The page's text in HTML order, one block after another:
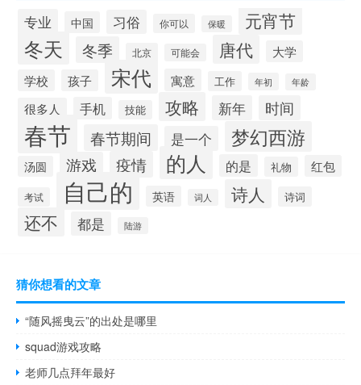
专业 中国 习俗 你可以 保暖 元宵节
冬天 冬季 北京 可能会 唐代
大学
学校
孩子 宋代 寓意 工作 年初 年龄
很多人 手机 技能 攻略 新年 时间
春节 春节期间 是一个 梦幻西游
汤圆 游戏 疫情 的人 的是 礼物 红包
考试 自己的 英语 词人 诗人 诗词
还不 都是 陆游
猜你想看的文章
“随风摇曳云”的出处是哪里
squad游戏攻略
老师几点拜年最好